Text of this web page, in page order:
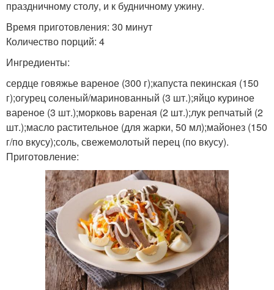
праздничному столу, и к будничному ужину.
Время приготовления: 30 минут
Количество порций: 4
Ингредиенты:
сердце говяжье вареное (300 г);капуста пекинская (150
г);огурец соленый/маринованный (3 шт.);яйцо куриное
вареное (3 шт.);морковь вареная (2 шт.);лук репчатый (2
шт.);масло растительное (для жарки, 50 мл);майонез (150
г/по вкусу);соль, свежемолотый перец (по вкусу).
Приготовление: